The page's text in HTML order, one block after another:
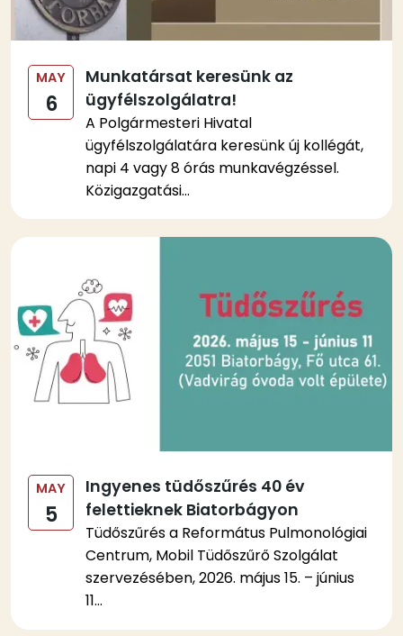
MAY
6
Munkatársat keresünk az
ügyfélszolgálatra!
A Polgármesteri Hivatal
ügyfélszolgálatára keresünk új kollégát,
napi 4 vagy 8 órás munkavégzéssel.
Közigazgatási...
Kép
MAY
5
Ingyenes tüdőszűrés 40 év
felettieknek Biatorbágyon
Tüdőszűrés a Református Pulmonológiai
Centrum, Mobil Tüdőszűrő Szolgálat
szervezésében, 2026. május 15. – június
11...